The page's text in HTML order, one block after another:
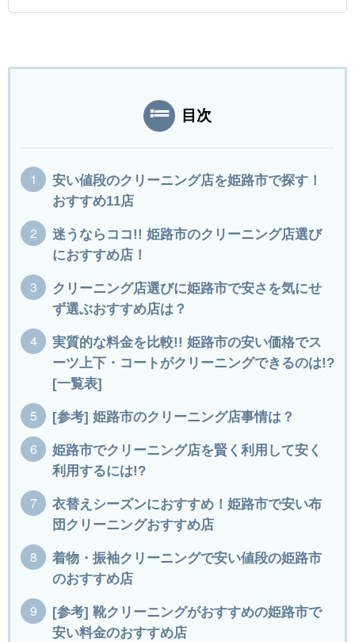
目次
安い値段のクリーニング店を姫路市で探す！
おすすめ11店
迷うならココ!! 姫路市のクリーニング店選び
におすすめ店！
クリーニング店選びに姫路市で安さを気にせ
ず選ぶおすすめ店は？
実質的な料金を比較!! 姫路市の安い価格でス
ーツ上下・コートがクリーニングできるのは!?
[一覧表]
[参考] 姫路市のクリーニング店事情は？
姫路市でクリーニング店を賢く利用して安く
利用するには!?
衣替えシーズンにおすすめ！姫路市で安い布
団クリーニングおすすめ店
着物・振袖クリーニングで安い値段の姫路市
のおすすめ店
[参考] 靴クリーニングがおすすめの姫路市で
安い料金のおすすめ店